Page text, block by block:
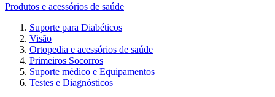
Produtos e acessórios de saúde
Suporte para Diabéticos
Visão
Ortopedia e acessórios de saúde
Primeiros Socorros
Suporte médico e Equipamentos
Testes e Diagnósticos